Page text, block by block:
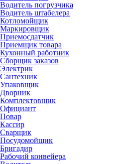
Водитель погрузчика
Водитель штабелера
Котломойщик
Маркировщик
Приемосдатчик
Приемщик товара
Кухонный работник
Сборщик заказов
Электрик
Сантехник
Упаковщик
Дворник
Комплектовщик
Официант
Повар
Кассир
Сварщик
Посудомойщик
Бригадир
Рабочий конвейера